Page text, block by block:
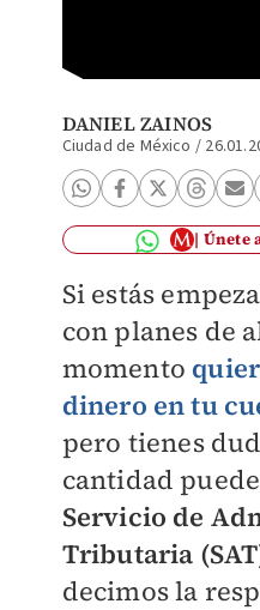
DANIEL ZAINOS
Ciudad de México /
Únete
Si estás
con planes de
momento
dinero en tu
pero tienes
cantidad
Servicio de
Tributaria
decimos la